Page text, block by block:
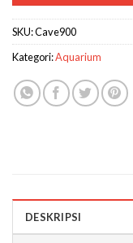
SKU:Cave900
Kategori:Aquarium
DESKRIPSI